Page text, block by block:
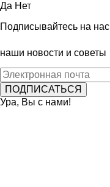
Да Нет
Подписывайтесь на нас
наши новости и советы
Ура, Вы с нами!